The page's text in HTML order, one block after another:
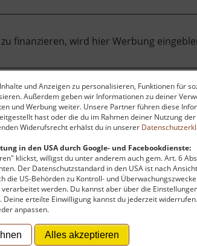
und Anzeigen zu personalisieren, Funktionen für
Außerdem geben wir Informationen zu deiner
und Werbung weiter. Unsere Partner führen diese
hast oder die du im Rahmen deiner Nutzung
Widerufsrecht erhälst du in unserer
in den USA durch Google- und Facebookdienste:
klickst, willigst du unter anderem auch gem. Art. 6
Der Datenschutzstandard in den USA ist nach
die US-Behörden zu Kontroll- und
werden. Du kannst aber über die
erteilte Einwilligung kannst du jederzeit
anpassen.
Alles akzeptieren
finanzieren, wird hier Werbung
(Miniaturpark)
gibt es die wichtigsten oder
wurde die Anlage im Jahr 2004.
der bedeutend